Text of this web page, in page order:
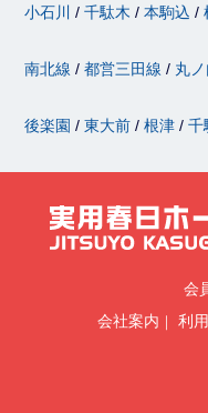
小石川 千駄木 本駒込
南北線 都営三田線 丸
後楽園 東大前 根津 千
会
会社案内
利